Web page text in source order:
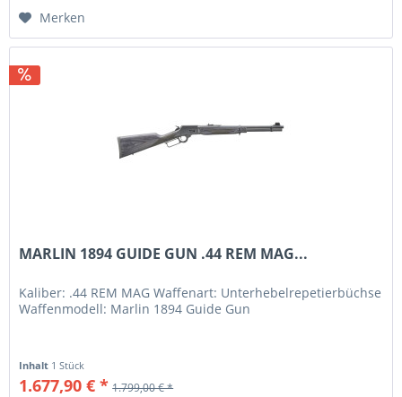
Merken
MARLIN 1894 GUIDE GUN .44 REM MAG...
Kaliber: .44 REM MAG Waffenart: Unterhebelrepetierbüchse
Waffenmodell: Marlin 1894 Guide Gun
Inhalt 1 Stück
1.677,90 € * 1.799,00 € *